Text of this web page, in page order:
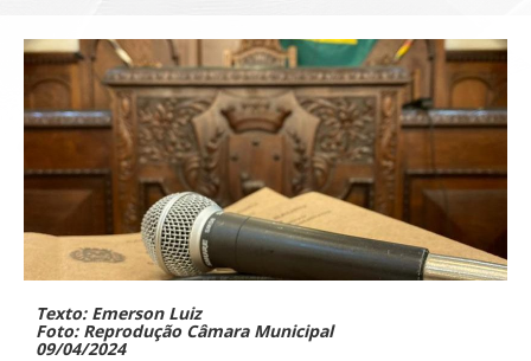
Texto: Emerson Luiz
Foto: Reprodução Câmara Municipal
09/04/2024